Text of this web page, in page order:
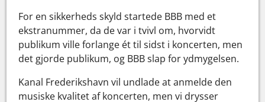
For en sikkerheds skyld startede BBB med et
ekstranummer, da de var i tvivl om, hvorvidt
publikum ville forlange ét til sidst i koncerten, men
det gjorde publikum, og BBB slap for ydmygelsen.
Kanal Frederikshavn vil undlade at anmelde den
musiske kvalitet af koncerten, men vi drysser